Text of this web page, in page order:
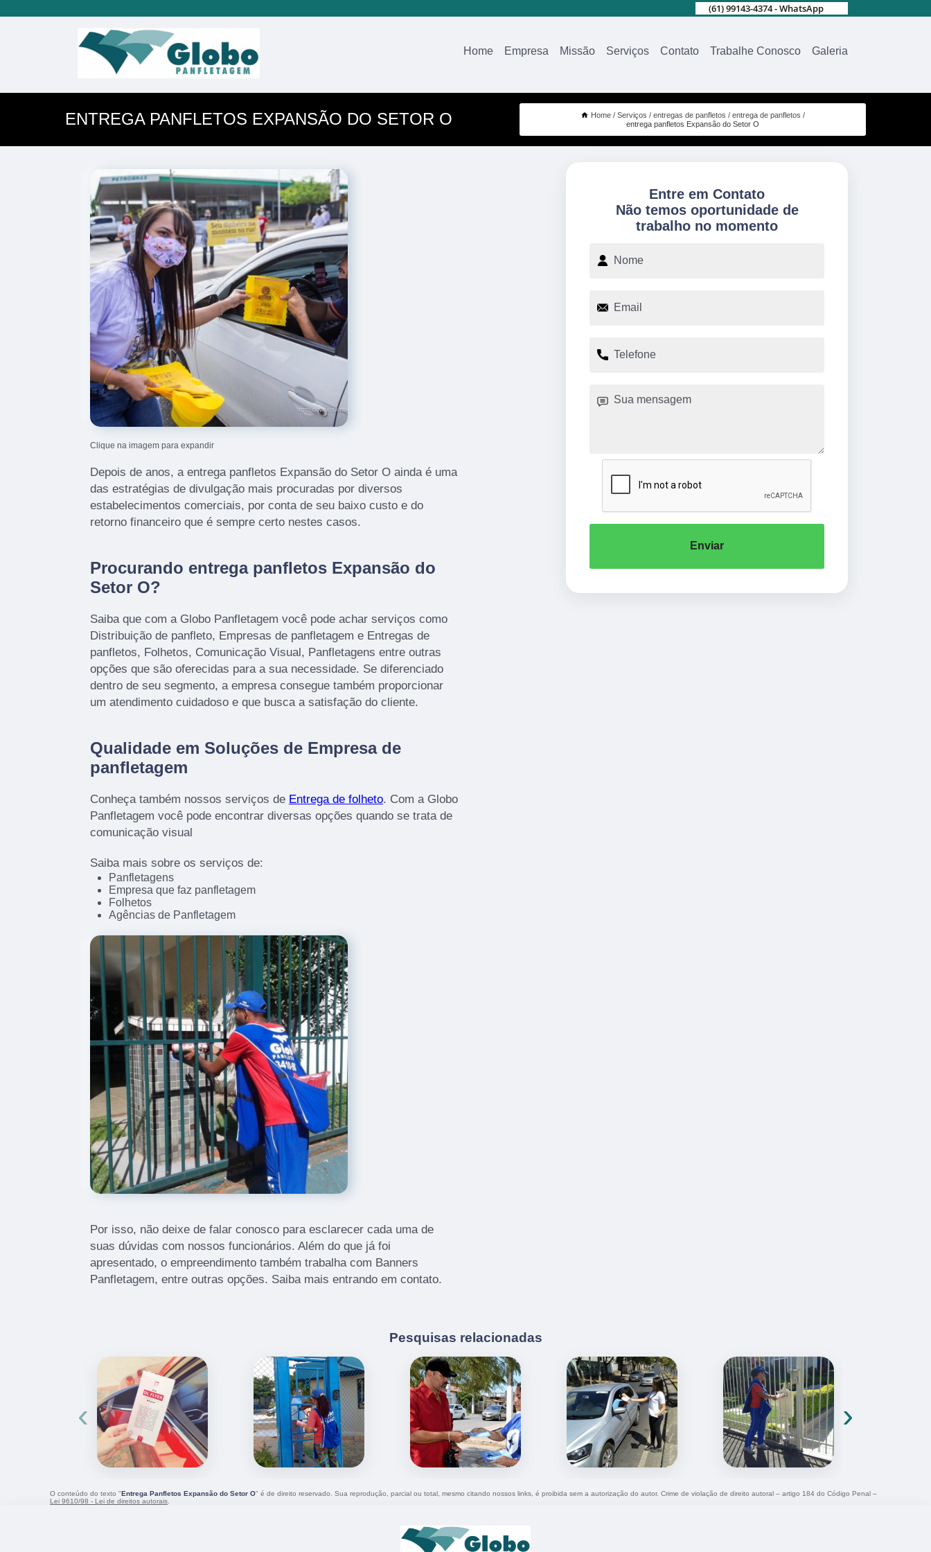
(61) 99143-4374 - WhatsApp
Home Empresa Missão Serviços Contato Trabalhe Conosco Galeria
ENTREGA PANFLETOS EXPANSÃO DO SETOR O Home Serviços entregas de panfletos
entrega de panfletos
entrega panfletos Expansão do Setor O
Clique na imagem para expandir
Depois de anos, a entrega panfletos Expansão do Setor O ainda é uma
das estratégias de divulgação mais procuradas por diversos
estabelecimentos comerciais, por conta de seu baixo custo e do
retorno financeiro que é sempre certo nestes casos.
Procurando entrega panfletos Expansão do
Setor O?
Saiba que com a Globo Panfletagem você pode achar serviços como
Distribuição de panfleto, Empresas de panfletagem e Entregas de
panfletos, Folhetos, Comunicação Visual, Panfletagens entre outras
opções que são oferecidas para a sua necessidade. Se diferenciado
dentro de seu segmento, a empresa consegue também proporcionar
um atendimento cuidadoso e que busca a satisfação do cliente.
Qualidade em Soluções de Empresa de
panfletagem
Conheça também nossos serviços de Entrega de folheto. Com a Globo
Panfletagem você pode encontrar diversas opções quando se trata de
comunicação visual
Saiba mais sobre os serviços de:
Panfletagens
Empresa que faz panfletagem
Folhetos
Agências de Panfletagem
Por isso, não deixe de falar conosco para esclarecer cada uma de
suas dúvidas com nossos funcionários. Além do que já foi
apresentado, o empreendimento também trabalha com Banners
Panfletagem, entre outras opções. Saiba mais entrando em contato.
Entre em Contato
Não temos oportunidade de
trabalho no momento
Enviar
Pesquisas relacionadas
‹ ›
O conteúdo do texto "Entrega Panfletos Expansão do Setor O" é de direito reservado. Sua reprodução, parcial ou total, mesmo citando nossos links, é proibida sem a autorização do autor. Crime de violação de direito autoral – artigo 184 do Código Penal –
Lei 9610/98 - Lei de direitos autorais